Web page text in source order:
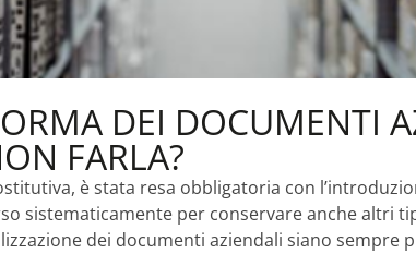
DEI DOCUMENTI
FARLA?
è stata resa obbligatoria con
sistematicamente per conservare anche altri
dei documenti aziendali siano sempre